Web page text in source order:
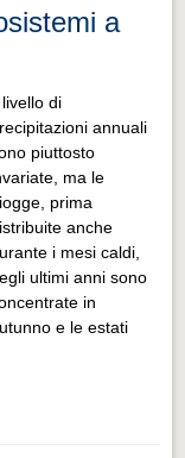
a
livello di
annuali
piuttosto
ma le
prima
anche
i mesi caldi,
ultimi anni sono
in
e le estati